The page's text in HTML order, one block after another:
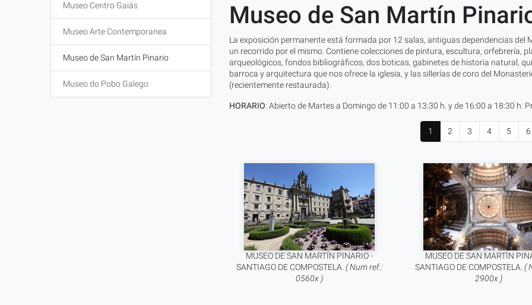
Museo de San Martín
La exposición permanente está formada por 12 salas, antiguas dependencias del
un recorrido por el mismo. Contiene colecciones de pintura, escultura, orfebrería,
arqueológicos, fondos bibliográficos, dos boticas, gabinetes de historia natural,
barroca y arquitectura que nos ofrece la iglesia, y las sillerías de coro del
(recientemente restaurada).
HORARIO: Abierto de Martes a Domingo de 11:00 a 13:30 h. y de 16:00 a 18:30 h.
1 2 3 4 5 6
MUSEO DE SAN MARTÍN PINARIO -
SANTIAGO DE COMPOSTELA. ( Num ref.:
0560x )
MUSEO DE SAN MARTÍN
SANTIAGO DE COMPOSTELA.(
2900x )
Museo Centro Gaiás
Museo Arte Contemporanea
Museo de San Martín Pinario
Museo do Pobo Galego